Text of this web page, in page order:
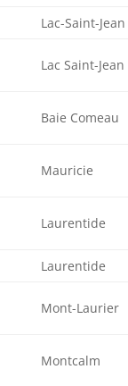
Lac-Saint-Jean
Lac Saint-Jean
Baie Comeau
Mauricie
Laurentide
Laurentide
Mont-Laurier
Montcalm